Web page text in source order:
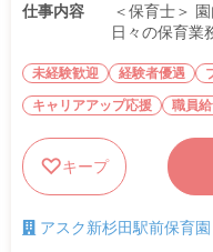
仕事内容
＜保育士＞
日々の保育業
未経験歓迎 経験者優遇
キャリアアップ応援
職員
キープ
アスク新杉田駅前保育園